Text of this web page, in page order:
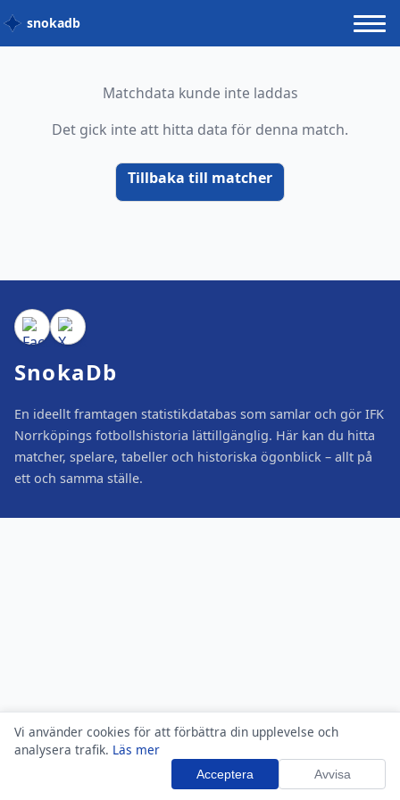
Vi använder cookies för att förbättra din upplevelse och
analysera trafik. Läs mer
Acceptera Avvisa
snokadb
Matchdata kunde inte laddas
Det gick inte att hitta data för denna match.
Tillbaka till matcher
SnokaDb
En ideellt framtagen statistikdatabas som samlar och gör IFK
Norrköpings fotbollshistoria lättillgänglig. Här kan du hitta
matcher, spelare, tabeller och historiska ögonblick – allt på
ett och samma ställe.